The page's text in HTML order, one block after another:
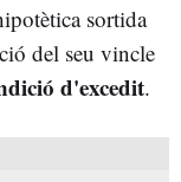
sortida
del seu vincle
d'excedit.